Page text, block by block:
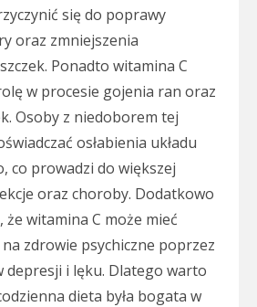
się do poprawy
oraz zmniejszenia
Ponadto witamina C
w procesie gojenia ran oraz
Osoby z niedoborem tej
osłabienia układu
co prowadzi do większej
oraz choroby. Dodatkowo
witamina C może mieć
zdrowie psychiczne poprzez
depresji i lęku. Dlatego warto
dieta była bogata w